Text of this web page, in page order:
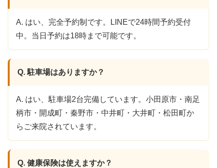
A. はい、完全予約制です。LINEで24時間予約受付
中。当日予約は18時まで可能です。
Q. 駐車場はありますか？
A. はい、駐車場2台完備しています。小田原市・南足
柄市・開成町・秦野市・中井町・大井町・松田町か
らご来院されています。
Q. 健康保険は使えますか？